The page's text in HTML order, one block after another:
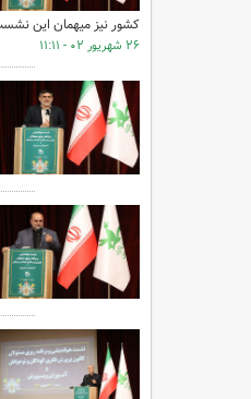
کشور نیز میهمان این
۲۶ شهریور ۰۲ - ۱۱:۱۱